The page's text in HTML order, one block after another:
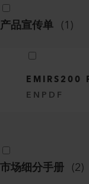
产品宣传单 (1)
EMIRS200
EN PDF
市场细分手册 (2)